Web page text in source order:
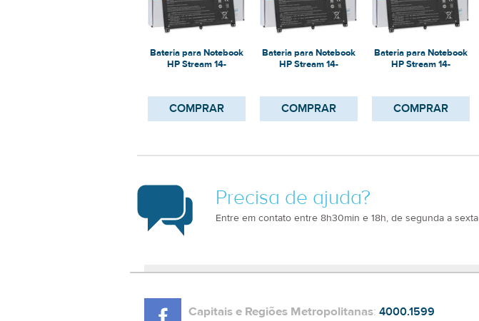
Bateria para Notebook
HP Stream 14-
COMPRAR
Bateria para Notebook
HP Stream 14-
COMPRAR
Bateria para Notebook
HP Stream 14-
COMPRAR
Precisa de ajuda?
Entre em contato entre 8h30min e 18h, de segunda a sexta
Capitais e Regiões Metropolitanas: 4000.1599